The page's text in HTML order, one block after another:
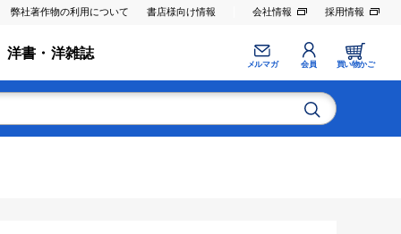
弊社著作物の利用について 書店様向け情報 会社情報 採用情報
洋書・洋雑誌
メルマガ 会員 買い物かご